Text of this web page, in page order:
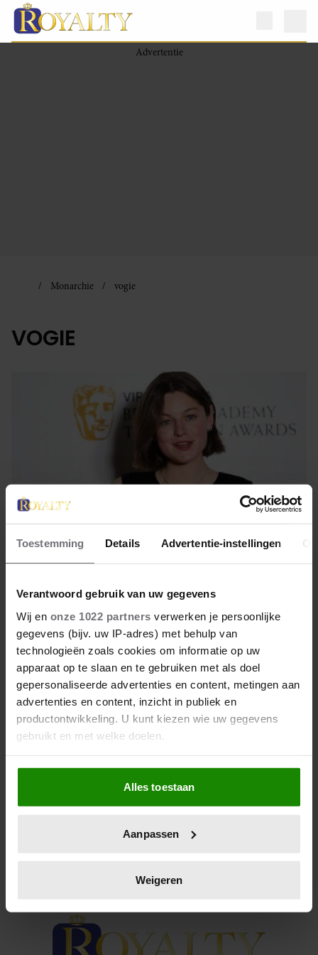
Toestemming Details Advertentie-instellingen
Verantwoord gebruik van uw gegevens
Wij en onze 1022 partners verwerken je persoonlijke
gegevens (bijv. uw IP-adres) met behulp van
technologieën zoals cookies om informatie op uw
apparaat op te slaan en te gebruiken met als doel
gepersonaliseerde advertenties en content, metingen aan
advertenties en content, inzicht in publiek en
productontwikkeling. U kunt kiezen wie uw gegevens
gebruikt en met welke doelen.
Als u het toestaat, willen we ook graag:
Informatie verzamelen over uw geografische
locatie, die tot een paar meter nauwkeurig kan zijn
scannen op specifieke eigenschappen (fingerprinting)
verwerkt en stel uw voorkeuren in het
intrekken in de Cookieverklaring.
We gebruiken cookies om content en advertenties te
Alles toestaan
Aanpassen
Weigeren
Monarchie vogie
VOGIE
12 juli 2022
‘DIANA’ EERSTE QUEER OP
COVER VOGUE
Emma Corrin, de acteur die Diana speelde in The
Crown, schrijft geschiedenis.